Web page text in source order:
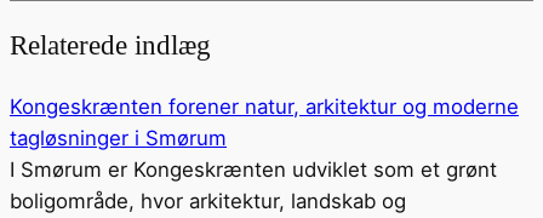
Relaterede indlæg
Kongeskrænten forener natur, arkitektur og moderne
tagløsninger i Smørum
I Smørum er Kongeskrænten udviklet som et grønt
boligområde, hvor arkitektur, landskab og